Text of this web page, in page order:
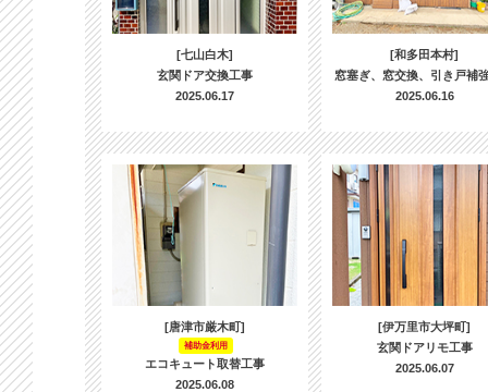
[七山白木]
玄関ドア交換工事
2025.06.17
[和多田本村]
窓塞ぎ、窓交換、引き戸補
2025.06.16
[唐津市厳木町]
補助金利用
エコキュート取替工事
2025.06.08
[伊万里市大坪町]
玄関ドアリモ工事
2025.06.07